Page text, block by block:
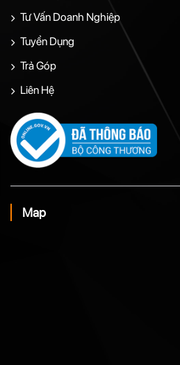
Tư Vấn Doanh Nghiệp
Tuyển Dụng
Trả Góp
Liên Hệ
Map